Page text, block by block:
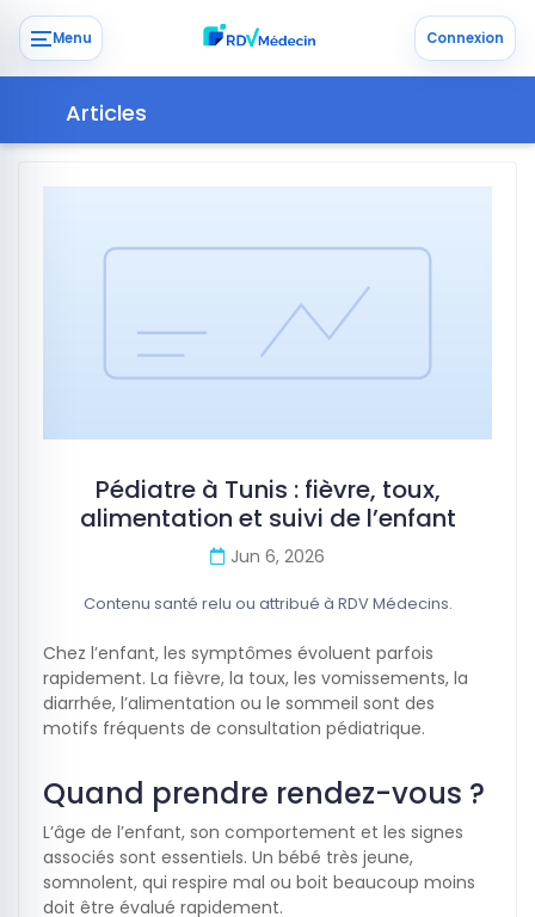
Menu Connexion
Articles
Pédiatre à Tunis : fièvre, toux,
alimentation et suivi de l’enfant
Jun 6, 2026
Contenu santé relu ou attribué à RDV Médecins.
Chez l’enfant, les symptômes évoluent parfois
rapidement. La fièvre, la toux, les vomissements, la
diarrhée, l’alimentation ou le sommeil sont des
motifs fréquents de consultation pédiatrique.
Quand prendre rendez-vous ?
L’âge de l’enfant, son comportement et les signes
associés sont essentiels. Un bébé très jeune,
somnolent, qui respire mal ou boit beaucoup moins
doit être évalué rapidement.